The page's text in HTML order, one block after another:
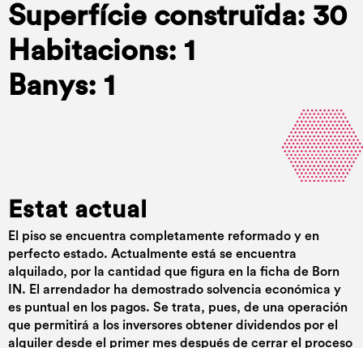
Superfície construïda: 30
Habitacions: 1
Banys: 1
Estat actual
El piso se encuentra completamente reformado y en
perfecto estado. Actualmente está se encuentra
alquilado, por la cantidad que figura en la ficha de Born
IN. El arrendador ha demostrado solvencia económica y
es puntual en los pagos. Se trata, pues, de una operación
que permitirá a los inversores obtener dividendos por el
alquiler desde el primer mes después de cerrar el proceso